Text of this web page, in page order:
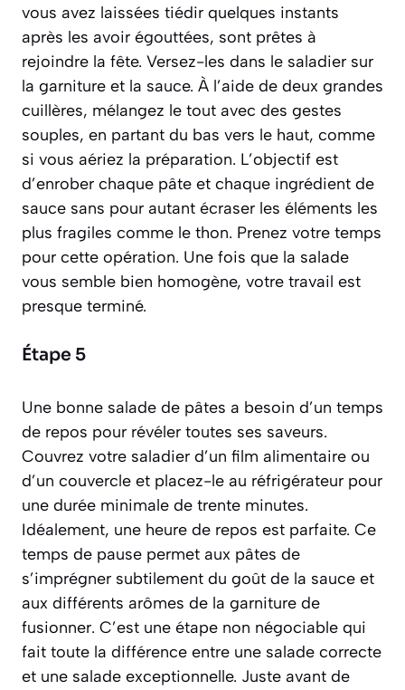
vous avez laissées tiédir quelques instants
après les avoir égouttées, sont prêtes à
rejoindre la fête. Versez-les dans le saladier sur
la garniture et la sauce. À l’aide de deux grandes
cuillères, mélangez le tout avec des gestes
souples, en partant du bas vers le haut, comme
si vous aériez la préparation. L’objectif est
d’enrober chaque pâte et chaque ingrédient de
sauce sans pour autant écraser les éléments les
plus fragiles comme le thon. Prenez votre temps
pour cette opération. Une fois que la salade
vous semble bien homogène, votre travail est
presque terminé.
Étape 5
Une bonne salade de pâtes a besoin d’un temps
de repos pour révéler toutes ses saveurs.
Couvrez votre saladier d’un film alimentaire ou
d’un couvercle et placez-le au réfrigérateur pour
une durée minimale de trente minutes.
Idéalement, une heure de repos est parfaite. Ce
temps de pause permet aux pâtes de
s’imprégner subtilement du goût de la sauce et
aux différents arômes de la garniture de
fusionner. C’est une étape non négociable qui
fait toute la différence entre une salade correcte
et une salade exceptionnelle. Juste avant de